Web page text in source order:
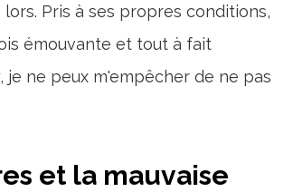
Pris à ses propres conditions,
émouvante et tout à fait
je ne peux m'empêcher de ne pas
et la mauvaise